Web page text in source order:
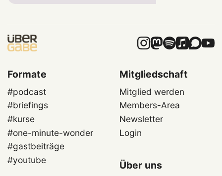
Formate
#podcast
#briefings
#kurse
#one-minute-wonder
#gastbeiträge
#youtube
Mitgliedschaft
Mitglied werden
Members-Area
Newsletter
Login
Über uns